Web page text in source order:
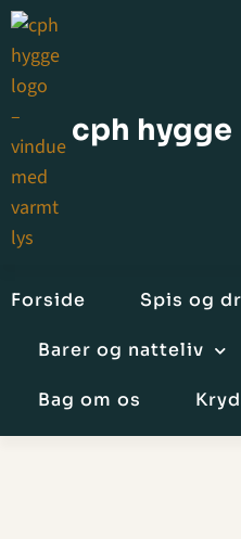
cph hygge
Forside Spis og
Barer og natteliv
Bag om os